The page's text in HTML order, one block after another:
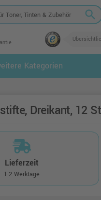
search
Kategorien
Dreikant, 12
Lieferzeit
1-2 Werktage